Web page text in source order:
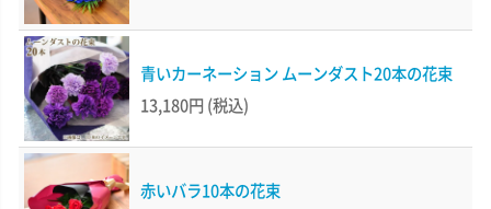
青いカーネーション ムーンダスト20本の花束
13,180円 (税込)
赤いバラ10本の花束